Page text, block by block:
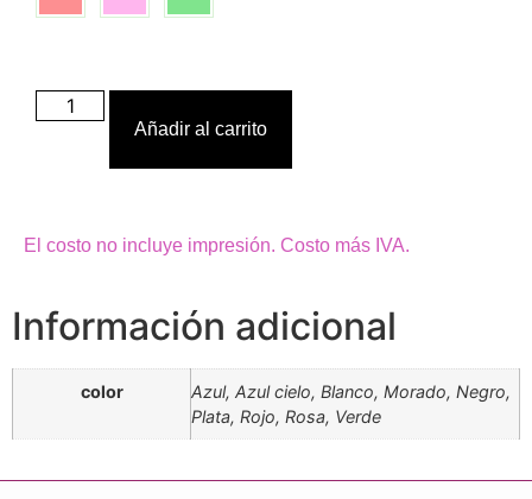
Añadir al carrito
El costo no incluye impresión. Costo más IVA.
Información adicional
color
Azul, Azul cielo, Blanco, Morado, Negro,
Plata, Rojo, Rosa, Verde